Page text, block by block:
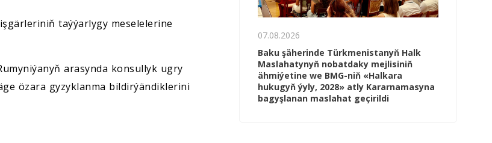
taýýarlygy meselelerine
arasynda konsullyk ugry
özara gyzyklanma bildirýändiklerini
07.08.2026
Baku şäherinde Türkmenistanyň Halk
Maslahatynyň nobatdaky mejlisiniň
ähmiýetine we BMG-niň «Halkara
hukugyň ýyly, 2028» atly Kararnamasyna
bagyşlanan maslahat geçirildi